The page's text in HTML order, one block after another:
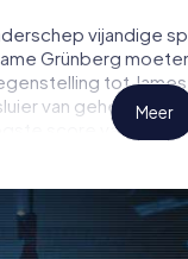
vijandige
Grünberg
tot
van
score van
in de
Meer